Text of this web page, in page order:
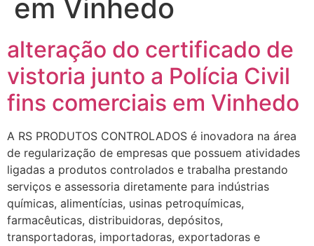
em Vinhedo
alteração do certificado de
vistoria junto a Polícia Civil
fins comerciais em Vinhedo
A RS PRODUTOS CONTROLADOS é inovadora na área
de regularização de empresas que possuem atividades
ligadas a produtos controlados e trabalha prestando
serviços e assessoria diretamente para indústrias
químicas, alimentícias, usinas petroquímicas,
farmacêuticas, distribuidoras, depósitos,
transportadoras, importadoras, exportadoras e